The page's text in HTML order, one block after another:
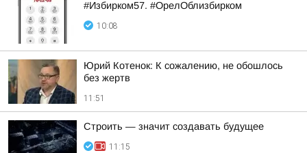
#Избирком57. #ОрелОблизбирком
10:08
Юрий Котенок: К сожалению, не обошлось
без жертв
11:51
Строить — значит создавать будущее
11:15